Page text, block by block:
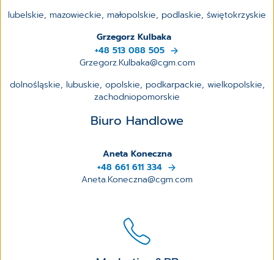
lubelskie, mazowieckie, małopolskie, podlaskie, świętokrzyskie
Grzegorz Kulbaka
+48 513 088 505
Grzegorz.Kulbaka@cgm.com
dolnośląskie, lubuskie, opolskie, podkarpackie, wielkopolskie,
zachodniopomorskie
Biuro Handlowe
Aneta Koneczna
+48 661 611 334
Aneta.Koneczna@cgm.com